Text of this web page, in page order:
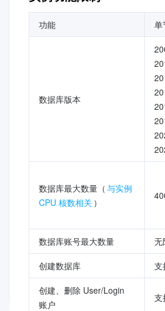
功能 单
数据库版本
数据库最大数量（ 与实例
CPU 核数相关 ）
数据库账号最大数量 无
创建数据库 支
创建、删除 User/Login
账户
支